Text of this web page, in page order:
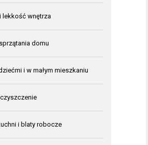
lekkość wnętrza
domu
i w małym mieszkaniu
i blaty robocze